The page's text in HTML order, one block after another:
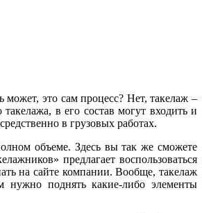
это сам процесс? Нет, такелаж –
в его состав могут входить и
в грузовых работах.
объеме. Здесь вы так же сможете
предлагает воспользоваться
на сайте компании. Вообще, такелаж
нужно поднять какие-либо элементы